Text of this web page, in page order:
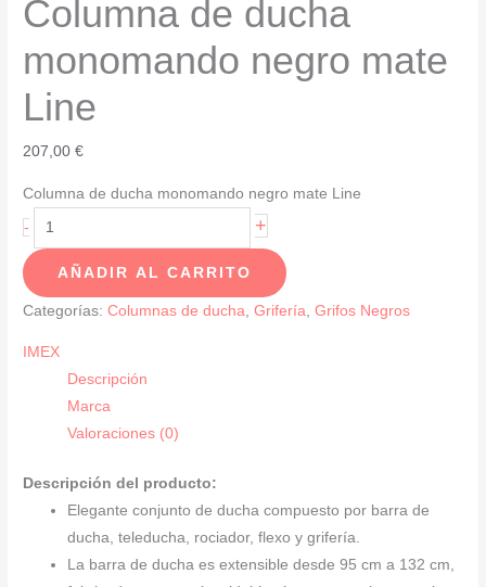
Columna de ducha
monomando negro mate
Line
207,00€
Columna de ducha monomando negro mate Line
-
Columna
de
ducha
monomando
mate
cantidad
+
AÑADIR AL CARRITO
Categorías:Columnas de ducha ,Grifería ,Grifos Negros
IMEX
Descripción
Marca
Valoraciones (0)
Descripción del producto:
Elegante conjunto de ducha compuesto por barra de
ducha, teleducha, rociador, flexo y grifería.
La barra de ducha es extensible desde 95 cm a 132 cm,